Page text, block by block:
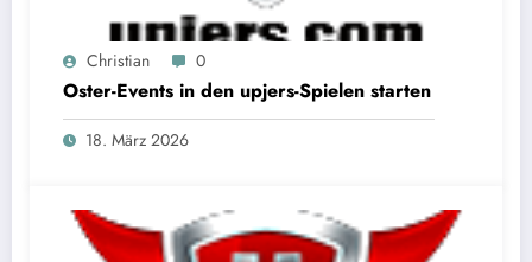
Christian 0
Oster-Events in den upjers-Spielen starten
18. März 2026